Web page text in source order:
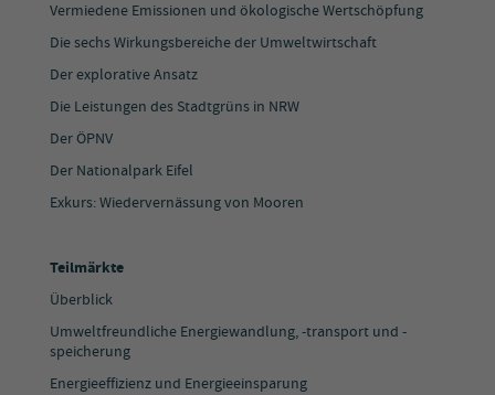
Vermiedene Emissionen und ökologische Wertschöpfung
Die sechs Wirkungsbereiche der Umweltwirtschaft
Der explorative Ansatz
Die Leistungen des Stadtgrüns in NRW
Der ÖPNV
Der Nationalpark Eifel
Exkurs: Wiedervernässung von Mooren
Teilmärkte
Überblick
Umweltfreundliche Energiewandlung, -transport und -
speicherung
Energieeffizienz und Energieeinsparung